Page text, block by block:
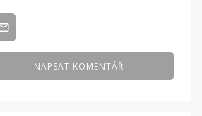
NAPSAT KOMENTÁŘ